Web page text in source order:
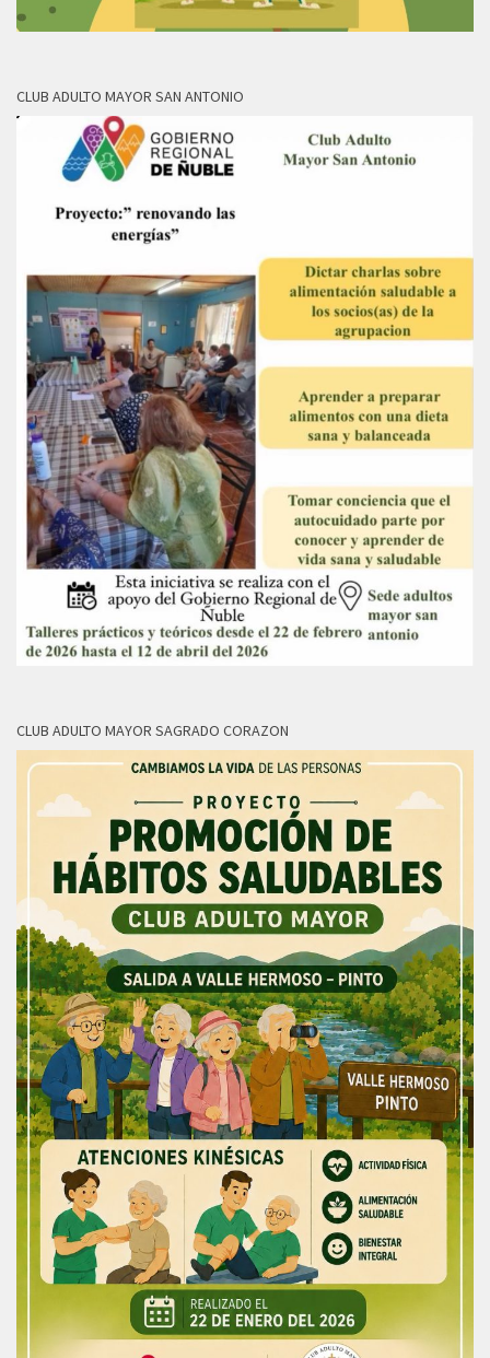
CLUB ADULTO MAYOR SAN ANTONIO
CLUB ADULTO MAYOR SAGRADO CORAZON